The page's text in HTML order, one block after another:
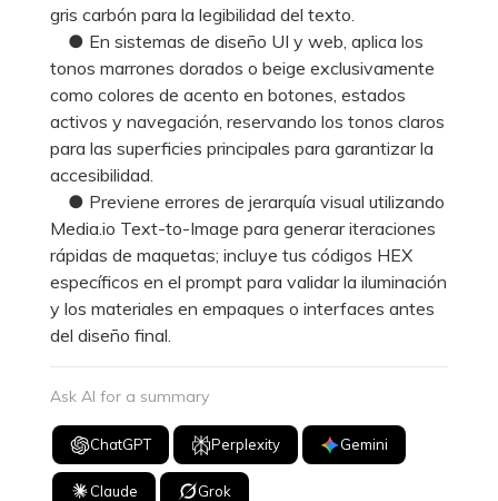
gris carbón para la legibilidad del texto.
● En sistemas de diseño UI y web, aplica los
tonos marrones dorados o beige exclusivamente
como colores de acento en botones, estados
activos y navegación, reservando los tonos claros
para las superficies principales para garantizar la
accesibilidad.
● Previene errores de jerarquía visual utilizando
Media.io Text-to-Image para generar iteraciones
rápidas de maquetas; incluye tus códigos HEX
específicos en el prompt para validar la iluminación
y los materiales en empaques o interfaces antes
del diseño final.
Ask AI for a summary
ChatGPT Perplexity Gemini
Claude Grok